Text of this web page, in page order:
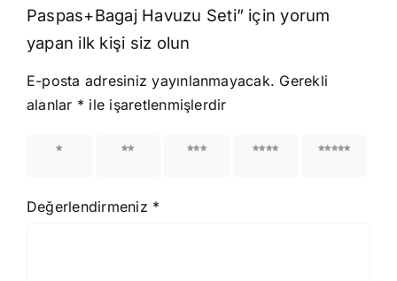
Paspas+Bagaj Havuzu Seti” için yorum
yapan ilk kişi siz olun
E-posta adresiniz yayınlanmayacak. Gerekli
alanlar * ile işaretlenmişlerdir
2/5
3/5
4/5
5/5
Değerlendirmeniz *